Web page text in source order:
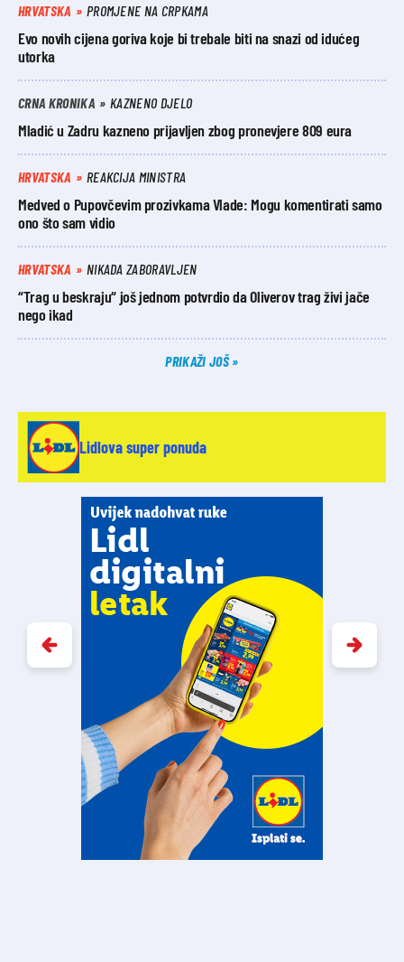
HRVATSKA PROMJENE NA CRPKAMA
Evo novih cijena goriva koje bi trebale biti na snazi od idućeg
utorka
CRNA KRONIKA KAZNENO DJELO
Mladić u Zadru kazneno prijavljen zbog pronevjere 809 eura
HRVATSKA REAKCIJA MINISTRA
Medved o Pupovčevim prozivkama Vlade: Mogu komentirati samo
ono što sam vidio
HRVATSKA NIKADA ZABORAVLJEN
“Trag u beskraju“ još jednom potvrdio da Oliverov trag živi jače
nego ikad
PRIKAŽI JOŠ
Lidlova super ponuda